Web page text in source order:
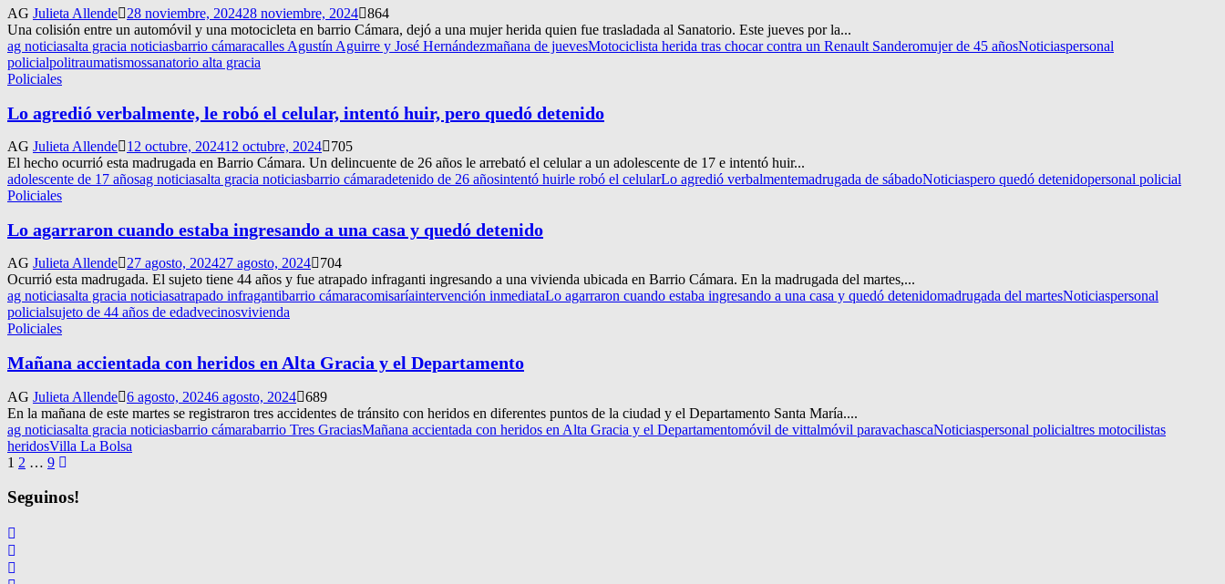
AG Julieta Allende 28 noviembre, 202428 noviembre, 2024 864
Una colisión entre un automóvil y una motocicleta en barrio Cámara, dejó a una mujer herida quien fue trasladada al Sanatorio. Este jueves por la...
ag noticiasalta gracia noticiasbarrio cámaracalles Agustín Aguirre y José Hernándezmañana de juevesMotociclista herida tras chocar contra un Renault Sanderomujer de 45 añosNoticiaspersonal
policialpolitraumatismossanatorio alta gracia
Policiales
Lo agredió verbalmente, le robó el celular, intentó huir, pero quedó detenido
AG Julieta Allende 12 octubre, 202412 octubre, 2024
705
El hecho ocurrió esta madrugada en Barrio Cámara. Un delincuente de 26 años le arrebató el celular a un adolescente de 17 e intentó huir...
adolescente de 17 añosag noticiasalta gracia noticiasbarrio cámaradetenido de 26 añosintentó huirle robó el celularLo agredió verbalmentemadrugada de sábadoNoticiaspero quedó detenidopersonal policial
Policiales
Lo agarraron cuando estaba ingresando a una casa y quedó detenido
AG Julieta Allende 27 agosto, 202427 agosto, 2024
704
Ocurrió esta madrugada. El sujeto tiene 44 años y fue atrapado infraganti ingresando a una vivienda ubicada en Barrio Cámara. En la madrugada del martes,...
ag noticiasalta gracia noticiasatrapado infragantibarrio cámaracomisaríaintervención inmediataLo agarraron cuando estaba ingresando a una casa y quedó detenidomadrugada del martesNoticiaspersonal
policialsujeto de 44 años de edadvecinosvivienda
Policiales
Mañana accientada con heridos en Alta Gracia y el Departamento
AG Julieta Allende 6 agosto, 20246 agosto, 2024 689
En la mañana de este martes se registraron tres accidentes de tránsito con heridos en diferentes puntos de la ciudad y el Departamento Santa María....
ag noticiasalta gracia noticiasbarrio cámarabarrio Tres GraciasMañana accientada con heridos en Alta Gracia y el Departamentomóvil de vittalmóvil paravachascaNoticiaspersonal policialtres motocilistas
heridosVilla La Bolsa
Navegación
de
entradas
1 2 … 9
Seguinos!